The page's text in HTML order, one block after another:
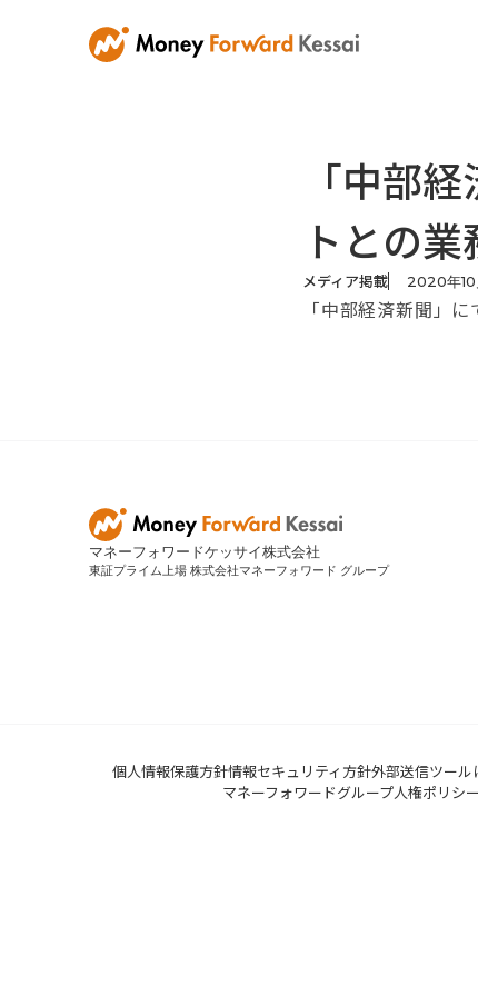
「中部
トとの
メディア掲載 2020年10
「中部経済新聞」
マネーフォワードケッサイ株式会社
東証プライム上場 株式会社マネーフォワード グループ
個人情報保護方針情報セキュリティ方針外部送信ツー
マネーフォワードグループ人権ポリシー